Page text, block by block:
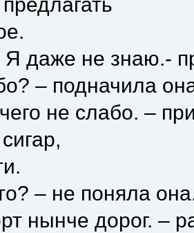
Я даже не знаю.-
– подначила
не слабо. –
– не поняла
нынче дорог. –